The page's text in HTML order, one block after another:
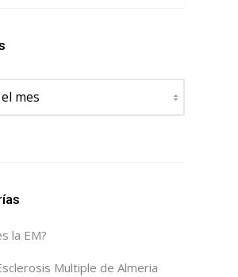
la EM?
Multiple de Almeria